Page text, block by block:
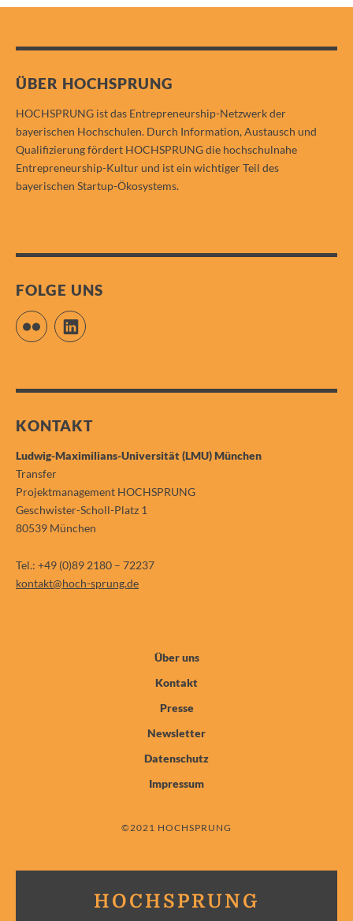
ÜBER HOCHSPRUNG
HOCHSPRUNG ist das Entrepreneurship-Netzwerk der
bayerischen Hochschulen. Durch Information, Austausch und
Qualifizierung fördert HOCHSPRUNG die hochschulnahe
Entrepreneurship-Kultur und ist ein wichtiger Teil des
bayerischen Startup-Ökosystems.
FOLGE UNS
Flickr LinkedIn
KONTAKT
Ludwig-Maximilians-Universität (LMU) München
Transfer
Projektmanagement HOCHSPRUNG
Geschwister-Scholl-Platz 1
80539 München
Tel.: +49 (0)89 2180 – 72237
kontakt@hoch-sprung.de
Über uns
Kontakt
Presse
Newsletter
Datenschutz
Impressum
©2021 HOCHSPRUNG
HOCHSPRUNG